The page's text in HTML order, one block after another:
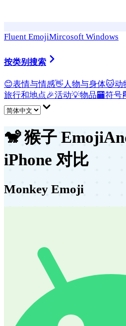
Fluent EmojiMircosoft Windows
按类别搜索
😊表情与情感👋 人物与身体🐱动
旅行和地点🎉活动💡物品🏧符号
🐒 猴子 Emoji
iPhone 对比
Monkey Emoji